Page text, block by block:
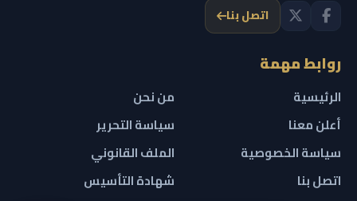
اتصل بنا
روابط مهمة
الرئيسية
من نحن
أعلن معنا
سياسة التحرير
سياسة الخصوصية
الملف القانوني
اتصل بنا
شهادة التأسيس